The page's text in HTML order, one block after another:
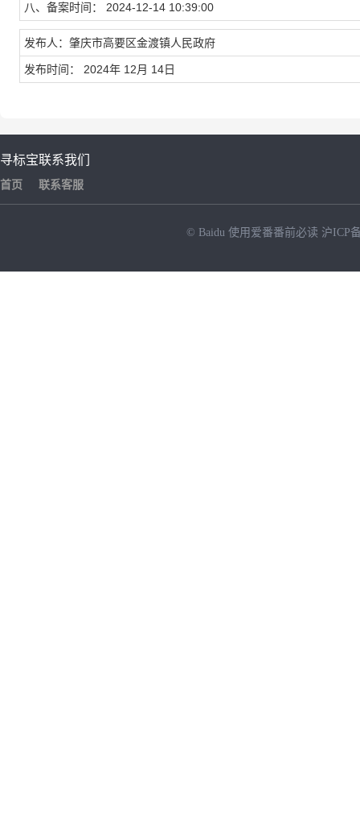
八、备案时间： 2024-12-14 10:39:00
发布人：肇庆市高要区金渡镇人民政府
发布时间： 2024年 12月 14日
寻标宝
首页
联系我们
联系客服
© Baidu 使用爱番番前必读 沪ICP